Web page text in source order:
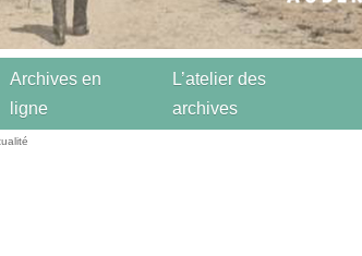
Archives en
ligne
L’atelier des
archives